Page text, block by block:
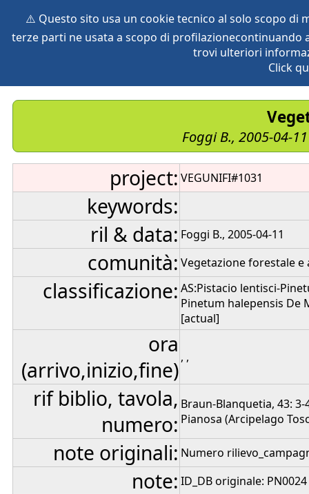
⚠️ Questo sito usa un cookie tecnico al solo scopo di
terze parti ne usata a scopo di
trovi ulteriori
Click
vegetation global db
Foggi B., 2005-04-11
project: VEGUNIFI#1031
keywords:
ril & data: Foggi B., 2005-04-11
comunità: Vegetazione forestale e
classificazione: AS:Pistacio lentisci-
Pinetum halepensis De
[actual]
ora
(arrivo,inizio,fine), ,
rif biblio, tavola,
numero:
Braun-Blanquetia, 43:
Pianosa (Arcipelago
note originali: Numero
note: ID_DB originale: PN0024